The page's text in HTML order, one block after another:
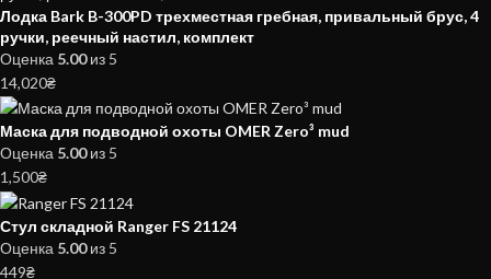
Лодка Bark B-300PD трехместная гребная, привальный брус, 4
ручки, реечный настил, комплект
Оценка 5.00из 5
14,020₴
Маска для подводной охоты OMER Zero³ mud
Оценка 5.00из 5
1,500₴
Стул складной Ranger FS 21124
Оценка 5.00из 5
449₴